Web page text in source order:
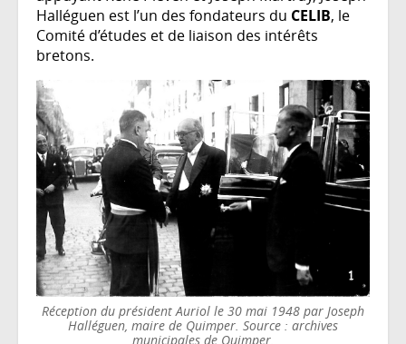
Halléguen est l’un des fondateurs du CELIB, le
Comité d’études et de liaison des intérêts
bretons.
Réception du président Auriol le 30 mai 1948 par Joseph
Halléguen, maire de Quimper. Source : archives
municipales de Quimper.